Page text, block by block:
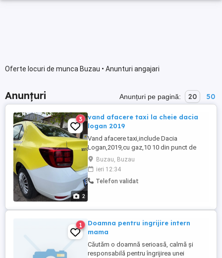
Oferte locuri de munca Buzau • Anunturi angajari
Anunțuri Anunțuri pe pagină: 20 50
2
3
vand afacere taxi la cheie dacia
logan 2019
Vand afacere taxi,include Dacia
Logan,2019,cu gaz,10 10 din punct de
vedere tehnic,aparat de taxat și toate
actele la zi,150000 km,o afacere bună pt a
rotunji veniturile 7900 euro
Buzau, Buzau
ieri 12:34
Telefon validat
1
Doamna pentru ingrijire intern
mama
Căutăm o doamnă serioasă, calmă și
responsabilă pentru îngrijirea unei